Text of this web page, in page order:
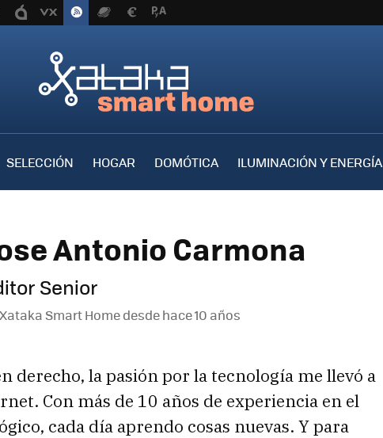
SELECCIÓN HOGAR DOMÓTICA
ILUMINACIÓN Y ENERGÍA
Antonio Carmona
Senior
Smart Home desdehace 10 años
derecho, la pasión por la tecnología me llevó a
Con más de 10 años de experiencia en el
cada día aprendo cosas nuevas. Y para